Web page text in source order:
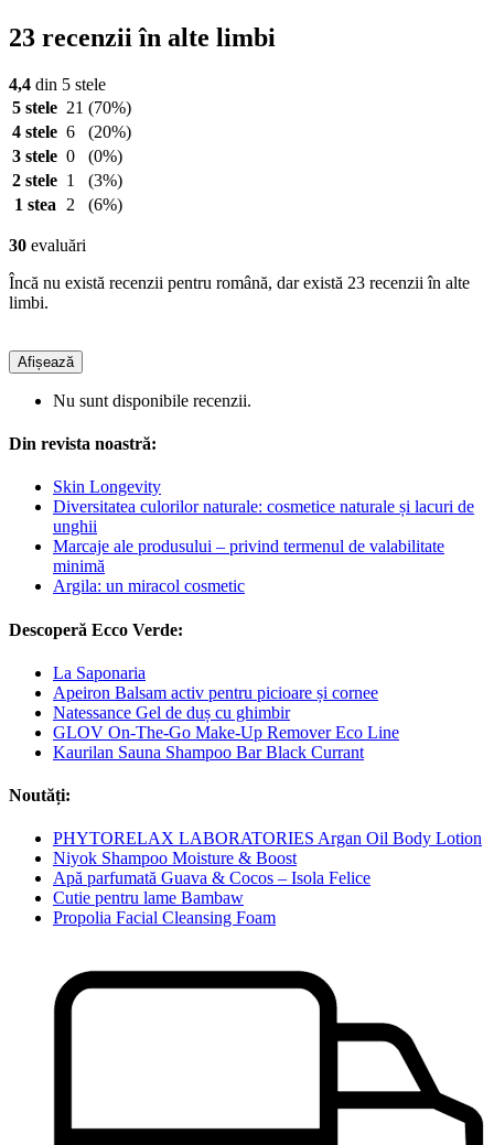
23 recenzii în alte limbi
4,4 din 5 stele
5 stele 21 (70%)
4 stele 6
(20%)
3 stele 0
(0%)
2 stele 1
(3%)
1 stea
2 (6%)
30 evaluări
Încă nu există recenzii pentru română, dar există 23 recenzii în alte
limbi.
Afișează
Nu sunt disponibile recenzii.
Din revista noastră:
Skin Longevity
Diversitatea culorilor naturale: cosmetice naturale și lacuri de
unghii
Marcaje ale produsului – privind termenul de valabilitate
minimă
Argila: un miracol cosmetic
Descoperă Ecco Verde:
La Saponaria
Apeiron Balsam activ pentru picioare și cornee
Natessance Gel de duș cu ghimbir
GLOV On-The-Go Make-Up Remover Eco Line
Kaurilan Sauna Shampoo Bar Black Currant
Noutăți:
PHYTORELAX LABORATORIES Argan Oil Body Lotion
Niyok Shampoo Moisture & Boost
Apă parfumată Guava & Cocos – Isola Felice
Cutie pentru lame Bambaw
Propolia Facial Cleansing Foam